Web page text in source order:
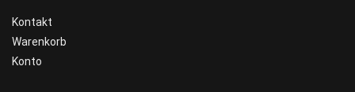
Kontakt
Warenkorb
Konto